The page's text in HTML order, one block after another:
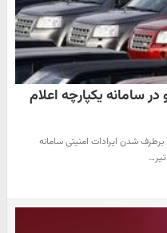
سامانه یکپارچه اعلام
شدن ایرادات امنیتی سامانه